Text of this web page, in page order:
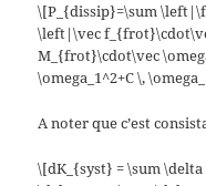
\[P_{dissip}=\sum
\left|\vec
M_{frot}\cdot\vec
\omega_1^2+C \,
A noter que c’est
\[dK_{syst} = \sum